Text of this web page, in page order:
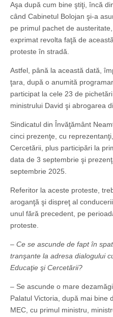
Aşa după cum bine ştiţi, încă
când Cabinetul Bolojan şi-a
pe primul pachet de
exprimat revolta faţă de
proteste în stradă.
Astfel, până la această dată,
ţara, după o anumită
participat la cele 23 de
ministrului David şi abrogarea
Sindicatul din Învăţământ
cinci prezenţe, cu
Cercetării, plus participări la
data de 3 septembrie şi
septembrie 2025.
Referitor la aceste proteste,
aroganţă şi dispreţ al
unul fără precedent, pe
proteste.
– Ce se ascunde de fapt în
tranşante la adresa dialogului
Educaţie şi Cercetării?
– Se ascunde o mare
Palatul Victoria, după mai bine
MEC, cu primul ministru,